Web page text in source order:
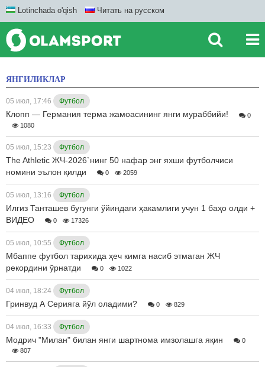
Lotinchada o'qish Читать на русском
ЯНГИЛИКЛАР
05 июл, 17:46 Футбол
Клопп — Германия терма жамоасининг янги мураббийи!
0
1080
05 июл, 15:23 Футбол
The Athletic ЖЧ-2026`нинг 50 нафар энг яхши футболчиси
номини эълон қилди
0 2059
05 июл, 13:16 Футбол
Илгиз Танташев бугунги ўйиндаги ҳакамлиги учун 1 баҳо олди +
ВИДЕО
0 17326
05 июл, 10:55 Футбол
Мбаппе футбол тарихида ҳеч кимга насиб этмаган ЖЧ
рекордини ўрнатди
0 1022
04 июл, 18:24 Футбол
Гринвуд А Серияга йўл оладими? 0 829
04 июл, 16:33 Футбол
Модрич "Милан" билан янги шартнома имзолашга яқин
0
807